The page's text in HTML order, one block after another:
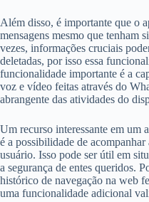
Além disso, é importante que o
mensagens mesmo que tenham
vezes, informações cruciais
deletadas, por isso essa
funcionalidade importante é a
voz e vídeo feitas através do
abrangente das atividades do
Um recurso interessante em
é a possibilidade de
usuário. Isso pode ser útil em
a segurança de entes queridos.
histórico de navegação na web
uma funcionalidade adicional